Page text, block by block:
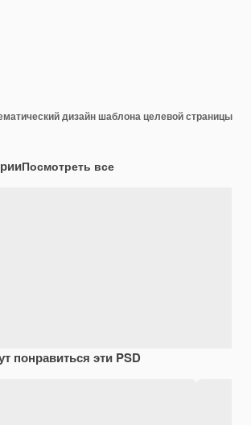
дизайн шаблона целевой страницы
Посмотреть все
понравиться эти PSD